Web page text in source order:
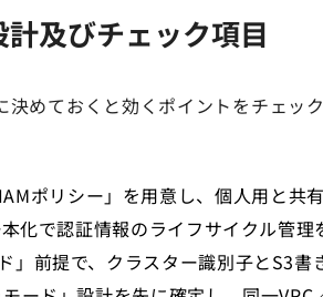
及びチェック項目
決めておくと効くポイントをチェ
ポリシー」を用意し、個人用と共
化で認証情報のライフサイクル管理
」前提で、クラスター識別子とS3書